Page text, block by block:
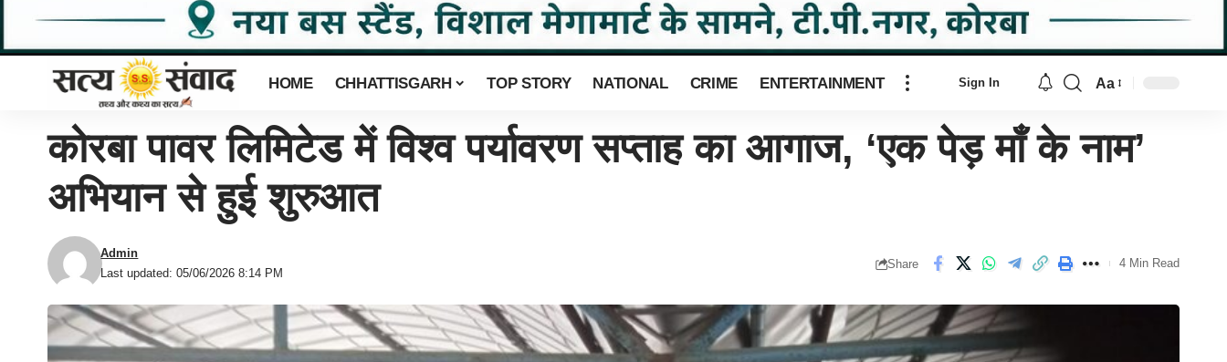
HOME CHHATTISGARH TOP STORY NATIONAL CRIME ENTERTAINMENT Sign In Aa
कोरबा पावर लिमिटेड में विश्व पर्यावरण सप्ताह का आगाज, ‘एक पेड़ माँ के नाम’
अभियान से हुई शुरुआत
Last updated: 05/06/2026 8:14 PM
Admin
Share 4 Min Read